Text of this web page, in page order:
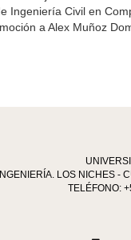
Ingeniería Civil en
a Alex Muñoz
LOS NICHES -
TELÉFONO: